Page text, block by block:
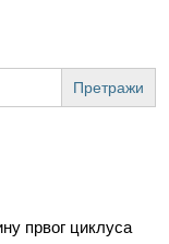
првог циклуса